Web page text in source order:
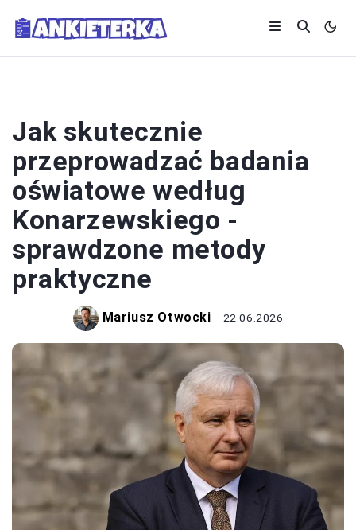
Jak skutecznie
przeprowadzać badania
oświatowe według
Konarzewskiego -
sprawdzone metody
praktyczne
Mariusz Otwocki 22.06.2026